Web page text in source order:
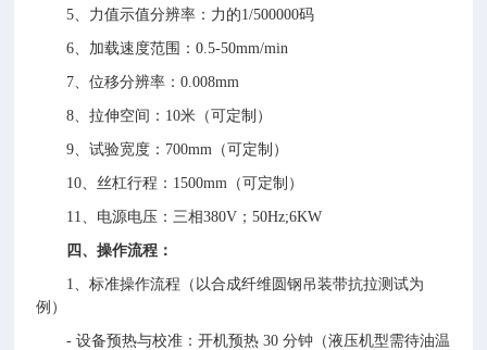
5、力值示值分辨率：力的1/500000码
6、加载速度范围：0.5-50mm/min
7、位移分辨率：0.008mm
8、拉伸空间：10米（可定制）
9、试验宽度：700mm（可定制）
10、丝杠行程：1500mm（可定制）
11、电源电压：三相380V；50Hz;6KW
四、操作流程：
1、标准操作流程（以合成纤维圆钢吊装带抗拉测试为
例）
- 设备预热与校准：开机预热 30 分钟（液压机型需待油温